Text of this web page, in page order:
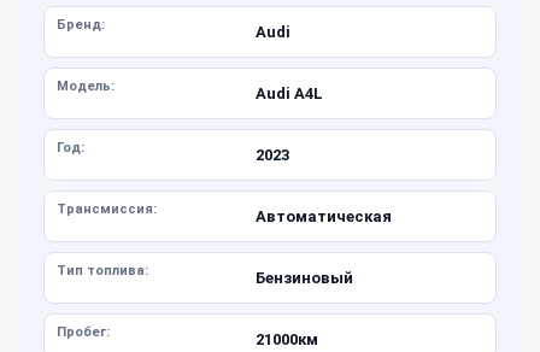
Бренд: Audi
Модель: Audi A4L
Год: 2023
Трансмиссия: Автоматическая
Тип топлива: Бензиновый
Пробег: 21000км